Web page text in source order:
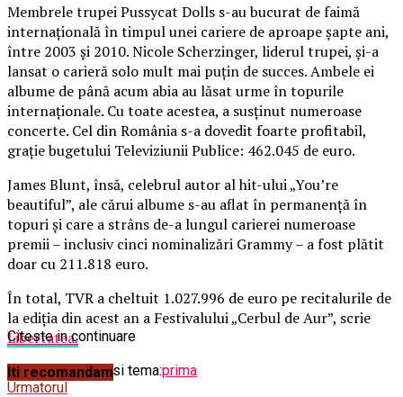
Membrele trupei Pussycat Dolls s-au bucurat de faimă
internaţională în timpul unei cariere de aproape şapte ani,
între 2003 şi 2010. Nicole Scherzinger, liderul trupei, şi-a
lansat o carieră solo mult mai puţin de succes. Ambele ei
albume de până acum abia au lăsat urme în topurile
internaţionale. Cu toate acestea, a susţinut numeroase
concerte. Cel din România s-a dovedit foarte profitabil,
graţie bugetului Televiziunii Publice: 462.045 de euro.
James Blunt, însă, celebrul autor al hit-ului „You’re
beautiful”, ale cărui albume s-au aflat în permanenţă în
topuri şi care a strâns de-a lungul carierei numeroase
premii – inclusiv cinci nominalizări Grammy – a fost plătit
doar cu 211.818 euro.
În total, TVR a cheltuit 1.027.996 de euro pe recitalurile de
la ediţia din acest an a Festivalului „Cerbul de Aur”, scrie
Libertatea.
Articole pe aceiasi tema:prima
Urmatorul
Citeste in continuare
Iti recomandam